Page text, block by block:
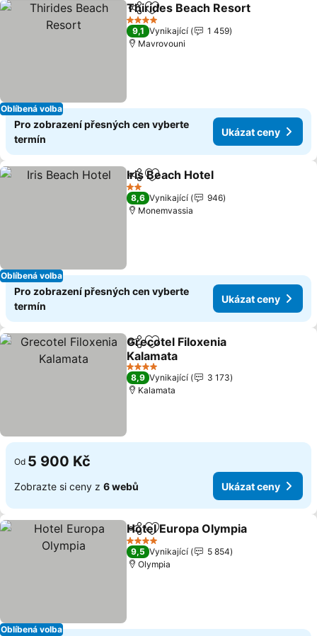
Oblíbená volba
SdíletPřidat na seznam oblíbených
Thirides Beach Resort
4 Počet hvězdiček
9,1 Vynikající
1 459
Mavrovouni
Pro zobrazení přesných cen vyberte
termín
Ukázat ceny
Oblíbená volba
SdíletPřidat na seznam oblíbených
Iris Beach Hotel
2 Počet hvězdiček
8,6 Vynikající
946
Monemvassia
Pro zobrazení přesných cen vyberte
termín
Ukázat ceny
SdíletPřidat na seznam oblíbených
Grecotel Filoxenia
Kalamata
4 Počet hvězdiček
8,9 Vynikající
3 173
Kalamata
Od 5 900 Kč
Zobrazte si ceny z 6 webů Ukázat ceny
Oblíbená volba
SdíletPřidat na seznam oblíbených
Hotel Europa Olympia
4 Počet hvězdiček
9,5 Vynikající
5 854
Olympia